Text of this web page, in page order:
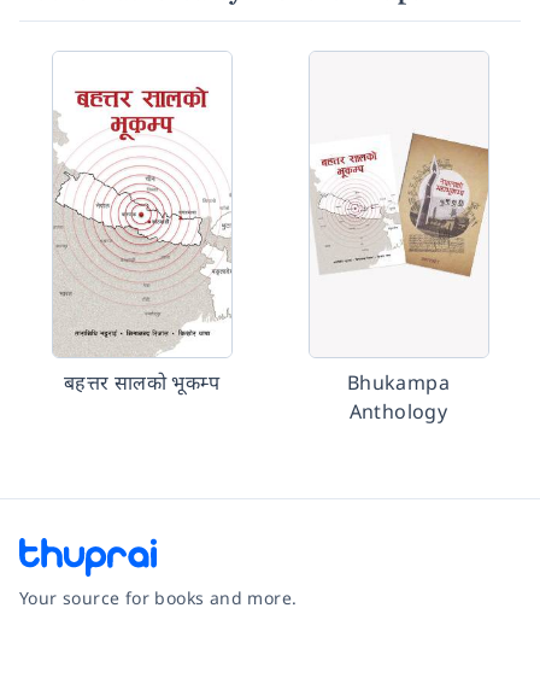
बहत्तर सालको भूकम्प
Bhukampa
Anthology
Your source for books and more.